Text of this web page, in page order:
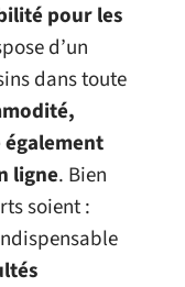
pour les
d’un
dans toute
également
ligne. Bien
soient :